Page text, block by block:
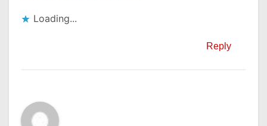
Loading...
Reply